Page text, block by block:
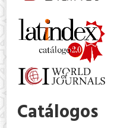
Catálogos